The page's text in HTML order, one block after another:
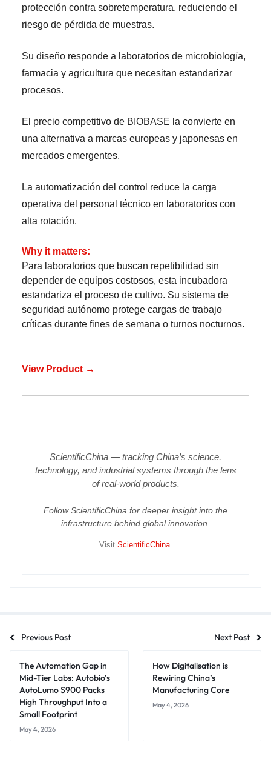
protección contra sobretemperatura, reduciendo el
riesgo de pérdida de muestras.
Su diseño responde a laboratorios de microbiología,
farmacia y agricultura que necesitan estandarizar
procesos.
El precio competitivo de BIOBASE la convierte en
una alternativa a marcas europeas y japonesas en
mercados emergentes.
La automatización del control reduce la carga
operativa del personal técnico en laboratorios con
alta rotación.
Why it matters:
Para laboratorios que buscan repetibilidad sin
depender de equipos costosos, esta incubadora
estandariza el proceso de cultivo. Su sistema de
seguridad autónomo protege cargas de trabajo
críticas durante fines de semana o turnos nocturnos.
View Product →
ScientificChina — tracking China’s science,
technology, and industrial systems through the lens
of real-world products.
Follow ScientificChina for deeper insight into the
infrastructure behind global innovation.
Visit ScientificChina.
Previous Post Next Post
The Automation Gap in
Mid-Tier Labs: Autobio’s
AutoLumo S900 Packs
High Throughput Into a
Small Footprint
May 4, 2026
How Digitalisation is
Rewiring China’s
Manufacturing Core
May 4, 2026